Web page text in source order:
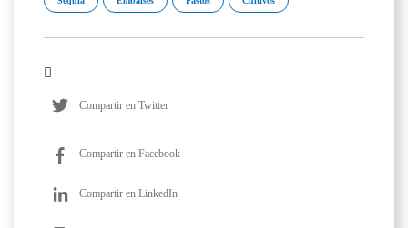
Compartir en Twitter
Compartir en Facebook
Compartir en LinkedIn